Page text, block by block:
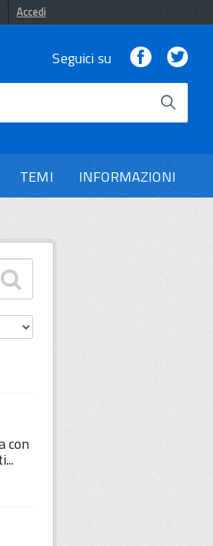
Accedi
Seguici su Facebook
TEMI INFORMAZIONI
con